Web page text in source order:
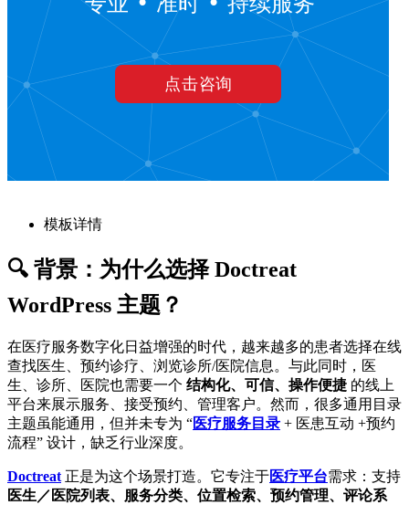
模板详情
🔍 背景：为什么选择 Doctreat
WordPress 主题？
在医疗服务数字化日益增强的时代，越来越多的患者选择在线
查找医生、预约诊疗、浏览诊所/医院信息。与此同时，医
生、诊所、医院也需要一个 结构化、可信、操作便捷 的线上
平台来展示服务、接受预约、管理客户。然而，很多通用目录
主题虽能通用，但并未专为 “医疗服务目录 + 医患互动 +预约
流程” 设计，缺乏行业深度。
Doctreat 正是为这个场景打造。它专注于医疗平台需求：支持
医生／医院列表、服务分类、位置检索、预约管理、评论系